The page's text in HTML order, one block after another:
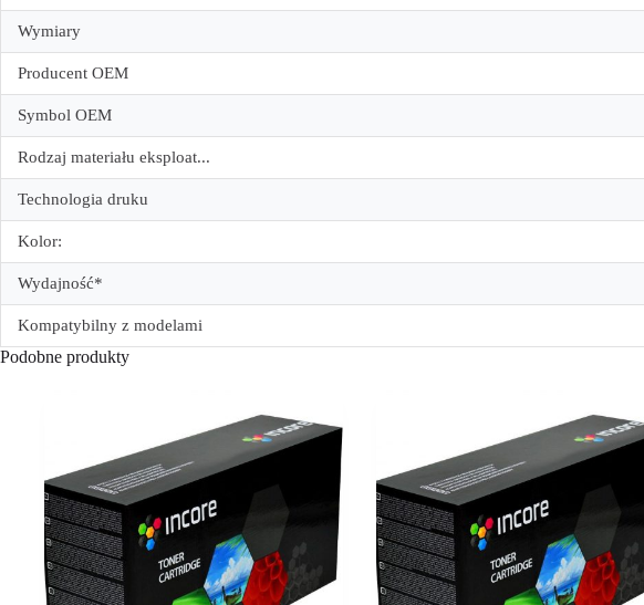
Wymiary
Producent OEM
Symbol OEM
Rodzaj materiału eksploat...
Technologia druku
Kolor:
Wydajność*
Kompatybilny z modelami
Podobne produkty